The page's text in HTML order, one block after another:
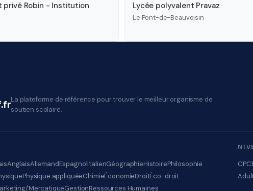
privé Robin - Institution
Lycée polyvalent Pravaz
Le Pont-de-Beauvoisin
La plateforme de référence pour trouver le meilleur organisme de
soutien scolaire.
AnglaisAllemandEspagnolItalienGéographieHistoirePhilosophie
Physique appliquéeChimieÉconomieDroitÉco-droit
MercatiqueGestionRessources Humaines
CP